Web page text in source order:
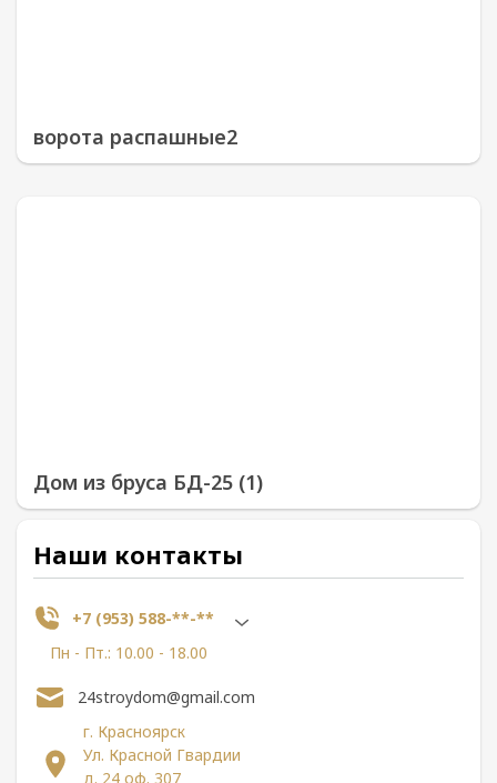
ворота распашные2
Дом из бруса БД-25 (1)
Наши контакты
+7 (953) 588-**-**
Пн - Пт.: 10.00 - 18.00
г. Красноярск
Ул. Красной Гвардии
д. 24 оф. 307
24stroydom@gmail.com